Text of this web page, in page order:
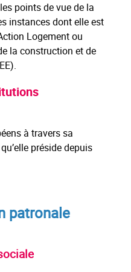
points de vue de la
instances dont elle est
Logement ou
la construction et de
à travers sa
préside depuis
patronale